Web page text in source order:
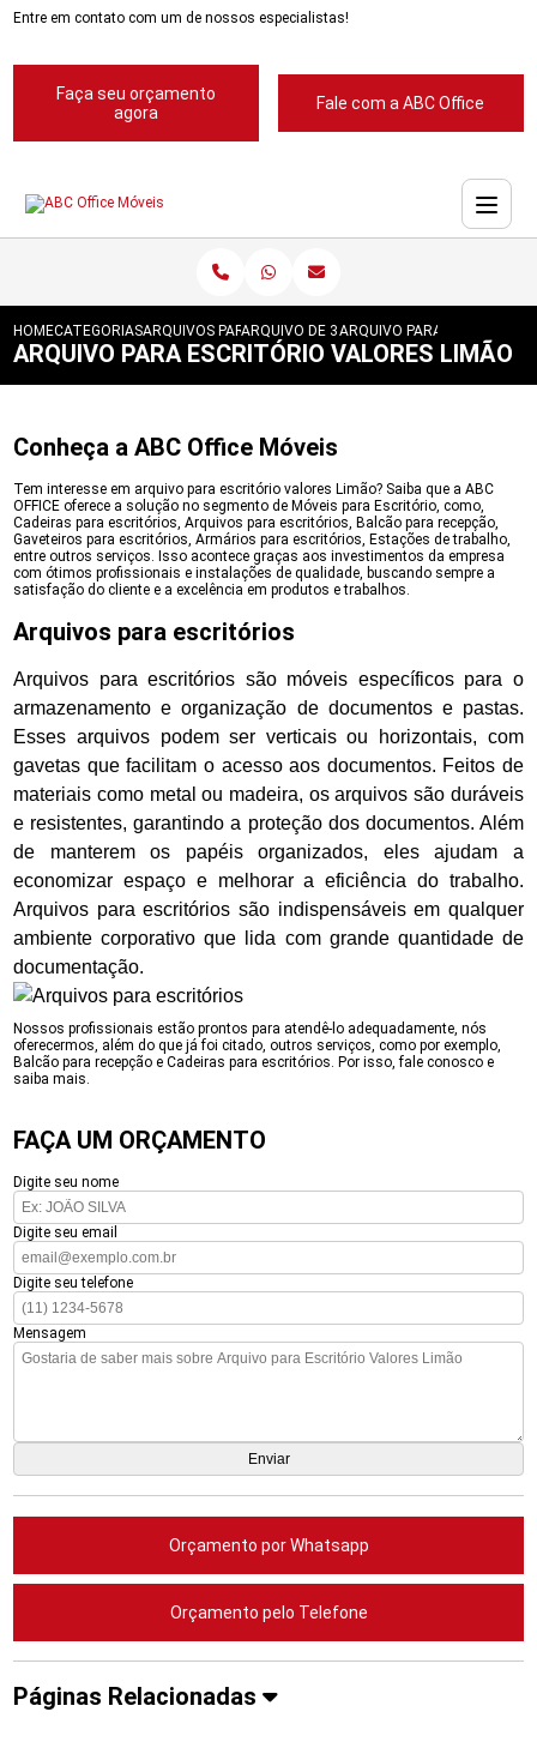
Entre em contato com um de nossos especialistas!
Faça seu orçamento
agora
Fale com a ABC Office
HOMECATEGORIASARQUIVOS PARA ESCRITORIOS
ARQUIVO DE 3 GAVETAS PARA
ARQUIVO PARA ESCRITORIO
ARQUIVO PARA ESCRITÓRIO VALORES LIMÃO
Conheça a ABC Office Móveis
Tem interesse em arquivo para escritório valores Limão? Saiba que a ABC
OFFICE oferece a solução no segmento de Móveis para Escritório, como,
Cadeiras para escritórios, Arquivos para escritórios, Balcão para recepção,
Gaveteiros para escritórios, Armários para escritórios, Estações de trabalho,
entre outros serviços. Isso acontece graças aos investimentos da empresa
com ótimos profissionais e instalações de qualidade, buscando sempre a
satisfação do cliente e a excelência em produtos e trabalhos.
Arquivos para escritórios
Arquivos para escritórios são móveis específicos para o
armazenamento e organização de documentos e pastas.
Esses arquivos podem ser verticais ou horizontais, com
gavetas que facilitam o acesso aos documentos. Feitos de
materiais como metal ou madeira, os arquivos são duráveis
e resistentes, garantindo a proteção dos documentos. Além
de manterem os papéis organizados, eles ajudam a
economizar espaço e melhorar a eficiência do trabalho.
Arquivos para escritórios são indispensáveis em qualquer
ambiente corporativo que lida com grande quantidade de
documentação.
Nossos profissionais estão prontos para atendê-lo adequadamente, nós
oferecermos, além do que já foi citado, outros serviços, como por exemplo,
Balcão para recepção e Cadeiras para escritórios. Por isso, fale conosco e
saiba mais.
FAÇA UM ORÇAMENTO
Digite seu nome
Digite seu email
Digite seu telefone
Mensagem
Orçamento por Whatsapp
Orçamento pelo Telefone
Páginas Relacionadas